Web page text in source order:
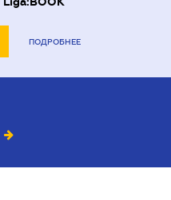
ПОДРОБНЕЕ